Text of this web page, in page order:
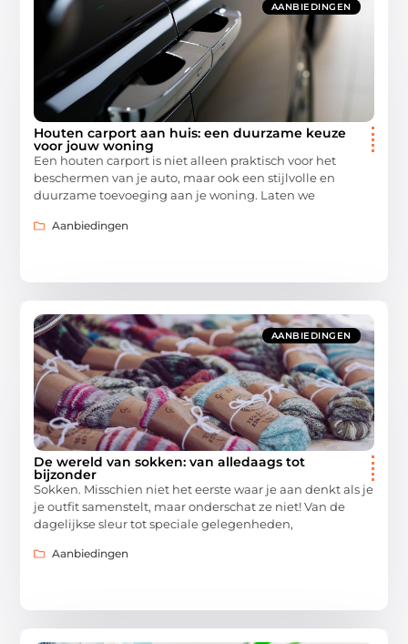
AANBIEDINGEN
Houten carport aan huis: een duurzame keuze
voor jouw woning
Een houten carport is niet alleen praktisch voor het
beschermen van je auto, maar ook een stijlvolle en
duurzame toevoeging aan je woning. Laten we
Aanbiedingen
AANBIEDINGEN
De wereld van sokken: van alledaags tot
bijzonder
Sokken. Misschien niet het eerste waar je aan denkt als je
je outfit samenstelt, maar onderschat ze niet! Van de
dagelijkse sleur tot speciale gelegenheden,
Aanbiedingen